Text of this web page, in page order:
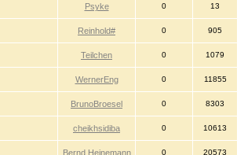
Psyke 0 13
Reinhold# 0 905
Teilchen 0 1079
WernerEng 0 11855
BrunoBroesel 0 8303
cheikhsidiba 0 10613
Bernd Heinemann 0 20573